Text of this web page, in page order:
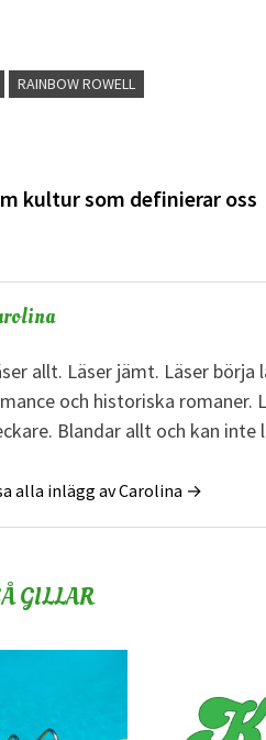
RAINBOW ROWELL
kultur som definierar oss
allt. Läser jämt. Läser
och historiska
Blandar allt och kan inte
alla inlägg av Carolina →
GILLAR